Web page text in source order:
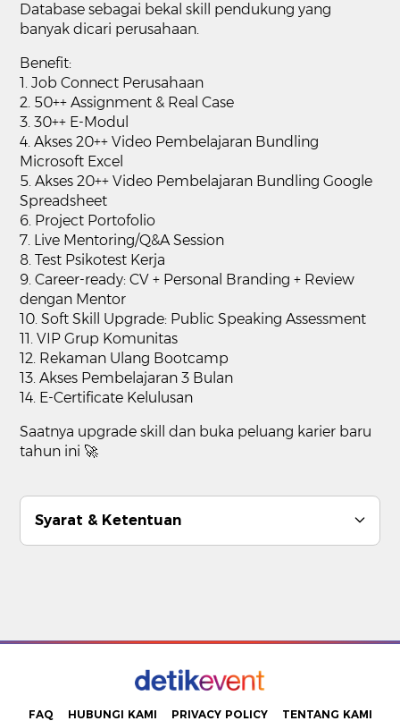
Database sebagai bekal skill pendukung yang
banyak dicari perusahaan.
Benefit:
1. Job Connect Perusahaan
2. 50++ Assignment & Real Case
3. 30++ E-Modul
4. Akses 20++ Video Pembelajaran Bundling
Microsoft Excel
5. Akses 20++ Video Pembelajaran Bundling Google
Spreadsheet
6. Project Portofolio
7. Live Mentoring/Q&A Session
8. Test Psikotest Kerja
9. Career-ready: CV + Personal Branding + Review
dengan Mentor
10. Soft Skill Upgrade: Public Speaking Assessment
11. VIP Grup Komunitas
12. Rekaman Ulang Bootcamp
13. Akses Pembelajaran 3 Bulan
14. E-Certificate Kelulusan
Saatnya upgrade skill dan buka peluang karier baru
tahun ini 🚀
Syarat & Ketentuan
FAQ HUBUNGI KAMI PRIVACY POLICY TENTANG KAMI